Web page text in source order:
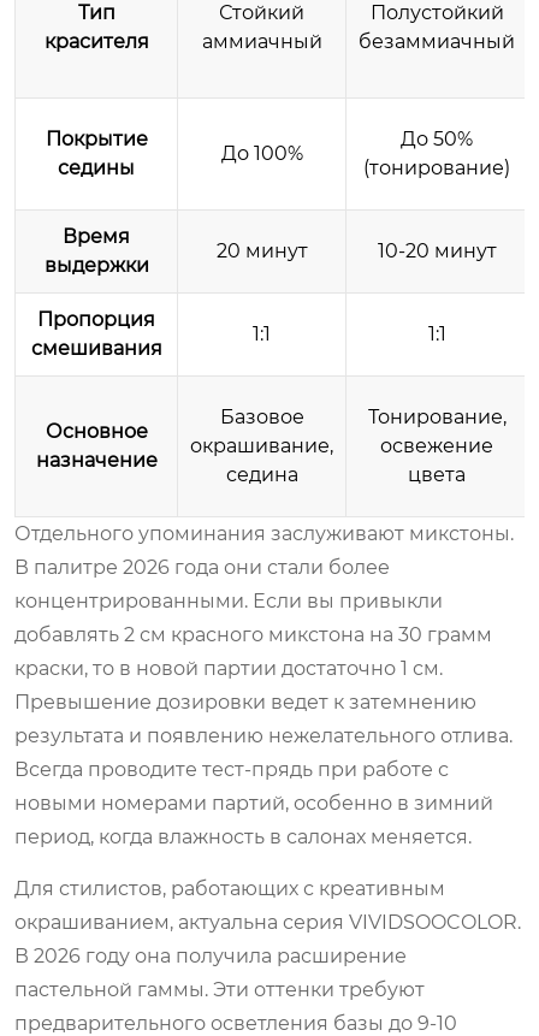
Тип
красителя
Стойкий
аммиачный
Полустойкий
безаммиачный
Покрытие
седины
До 100%
До 50%
(тонирование)
Время
выдержки
20 минут 10-20 минут
Пропорция
смешивания
1:1 1:1
Основное
назначение
Базовое
окрашивание,
седина
Тонирование,
освежение
цвета
Отдельного упоминания заслуживают микстоны.
В палитре 2026 года они стали более
концентрированными. Если вы привыкли
добавлять 2 см красного микстона на 30 грамм
краски, то в новой партии достаточно 1 см.
Превышение дозировки ведет к затемнению
результата и появлению нежелательного отлива.
Всегда проводите тест-прядь при работе с
новыми номерами партий, особенно в зимний
период, когда влажность в салонах меняется.
Для стилистов, работающих с креативным
окрашиванием, актуальна серия VIVIDSOOCOLOR.
В 2026 году она получила расширение
пастельной гаммы. Эти оттенки требуют
предварительного осветления базы до 9-10